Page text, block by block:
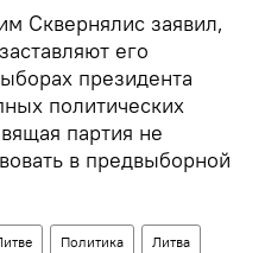
Сквернялис заявил,
его
президента
политических
партия не
в предвыборной
Политика Литва